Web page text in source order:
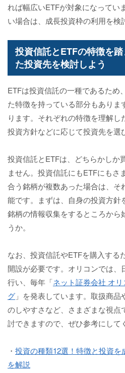
れば幅広いETFが対象になってい
い場合は、成長投資枠の利用を検
投資信託とETFの特徴を
た投資先を検討しよう
ETFは投資信託の一種であるため
た特徴を持っている部分もありま
ります。それぞれの特徴を理解
投資方針などに応じて投資先を選
投資信託とETFは、どちらかしか
ません。投資信託にもETFにもさ
合う銘柄が複数あった場合は、そ
能です。まずは、自身の投資方針
銘柄の情報収集をするところから
うか。
なお、投資信託やETFを購入する
開設が必要です。オリコンでは、
行い、毎年「ネット証券会社 オ
グ 」を発表しています。取扱商
のしやすさなど、さまざまな視点
討できますので、ぜひ参考にして
・ 投資の種類12選！特徴と投資を
を解説